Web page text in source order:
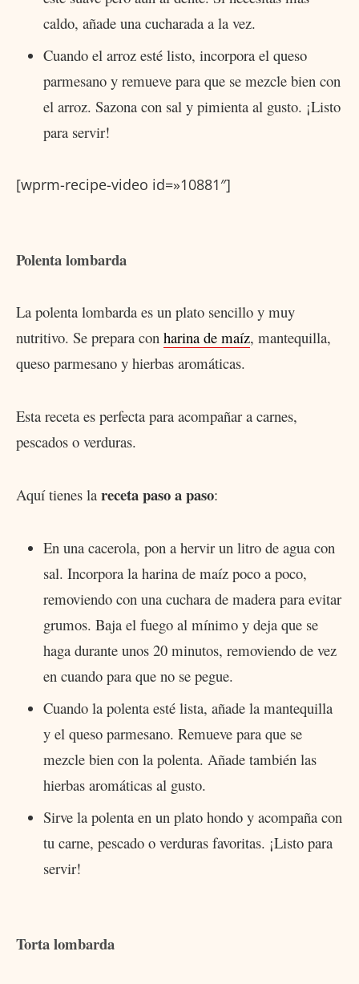
caldo, añade una cucharada a la vez.
Cuando el arroz esté listo, incorpora el queso
parmesano y remueve para que se mezcle bien con
el arroz. Sazona con sal y pimienta al gusto. ¡Listo
para servir!
[wprm-recipe-video id=»10881″]
Polenta lombarda
La polenta lombarda es un plato sencillo y muy
nutritivo. Se prepara con harina de maíz, mantequilla,
queso parmesano y hierbas aromáticas.
Esta receta es perfecta para acompañar a carnes,
pescados o verduras.
Aquí tienes la receta paso a paso:
En una cacerola, pon a hervir un litro de agua con
sal. Incorpora la harina de maíz poco a poco,
removiendo con una cuchara de madera para evitar
grumos. Baja el fuego al mínimo y deja que se
haga durante unos 20 minutos, removiendo de vez
en cuando para que no se pegue.
Cuando la polenta esté lista, añade la mantequilla
y el queso parmesano. Remueve para que se
mezcle bien con la polenta. Añade también las
hierbas aromáticas al gusto.
Sirve la polenta en un plato hondo y acompaña con
tu carne, pescado o verduras favoritas. ¡Listo para
servir!
Torta lombarda